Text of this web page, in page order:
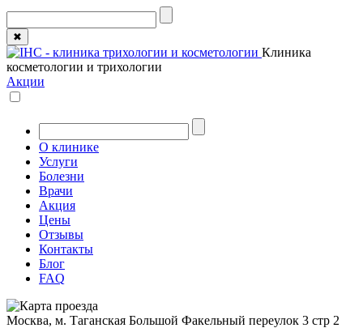
✖
Клиника
косметологии и трихологии
Акции
О клинике
Услуги
Болезни
Врачи
Акция
Цены
Отзывы
Контакты
Блог
FAQ
Москва, м. Таганская Большой Факельный переулок 3 стр 2